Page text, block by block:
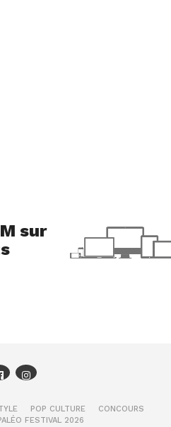
sur
POP CULTURE
CONCOURS
FESTIVAL 2026